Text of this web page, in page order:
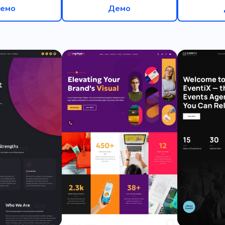
Демо